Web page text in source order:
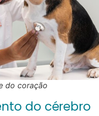
do coração
do cérebro